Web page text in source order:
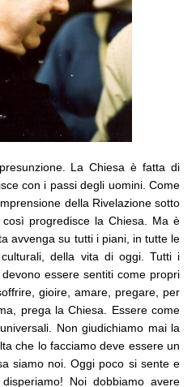
La Chiesa è fatta di
con i passi degli uomini. Come
della Rivelazione sotto
così progredisce la Chiesa. Ma è
avvenga su tutti i piani, in tutte le
della vita di oggi. Tutti i
essere sentiti come propri
gioire, amare, pregare, per
prega la Chiesa. Essere come
Non giudichiamo mai la
che lo facciamo deve essere un
siamo noi. Oggi poco si sente e
Noi dobbiamo avere